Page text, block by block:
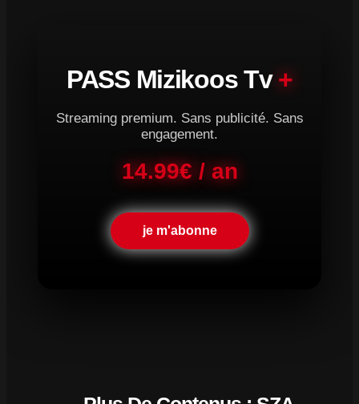
PASS Mizikoos Tv+
Streaming premium. Sans publicité. Sans
engagement.
14.99€ / an
je m'abonne